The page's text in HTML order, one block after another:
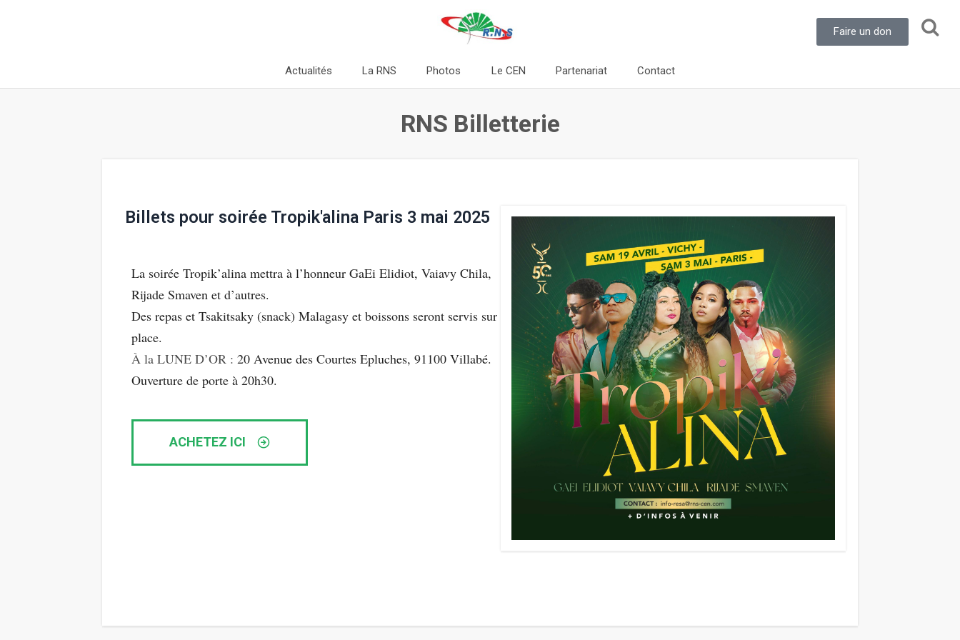
Faire un don
Actualités La RNS Photos Le CEN Partenariat Contact
RNS Billetterie
Billets pour soirée Tropik'alina Paris 3 mai 2025
La soirée Tropik’alina mettra à l’honneur GaEi Elidiot, Vaiavy Chila,
Rijade Smaven et d’autres.
Des repas et Tsakitsaky (snack) Malagasy et boissons seront servis sur
place.
À la LUNE D’OR : 20 Avenue des Courtes Epluches, 91100 Villabé.
Ouverture de porte à 20h30.
ACHETEZ ICI